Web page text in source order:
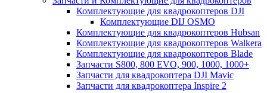
Комплектующие для квадрокоптеров DJI
Комплектующие DIJ OSMO
Комплектующие для квадрокоптеров Hubsan
Комплектующие для квадрокоптеров Walkera
Комплектующие для квадрокоптеров Blade
Запчасти S800, 800 EVO, 900, 1000, 1000+
Запчасти для квадрокоптера DJI Mavic
Запчасти для квадрокоптера Inspire 2